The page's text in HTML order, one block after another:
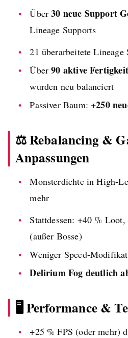
Über30 neue Support
Lineage Supports
21 überarbeitete Lineage
Über90 aktive
wurden neu balanciert
Passiver Baum:+250
⚖️ Rebalancing &
Anpassungen
Monsterdichte in High-
mehr
Stattdessen: +40 %
(außer Bosse)
Weniger Speed-
Delirium Fog deutlich
🖥️ Performance &
+25 % FPS (oder mehr)